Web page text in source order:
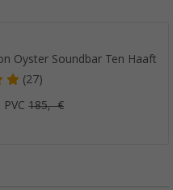
Oyster Soundbar Ten Haaft
(27)
PVC185,- €